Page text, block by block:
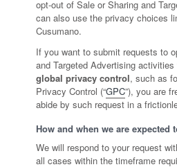
opt-out of Sale or Sharing and
can also use the privacy choices
Cusumano.
If you want to submit requests to
and Targeted Advertising
global privacy control, such as
Privacy Control (“GPC”), you are
abide by such request in a
How and when we are expected
We will respond to your request
all cases within the timeframe